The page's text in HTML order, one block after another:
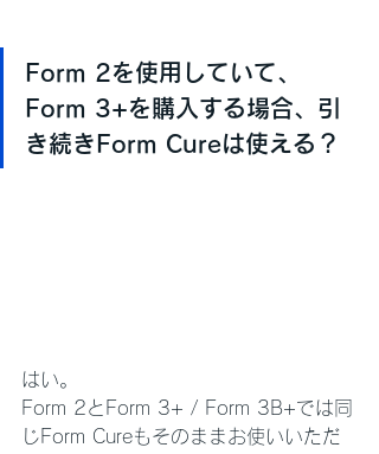
Form 2を使用していて、
Form 3+を購入する場合、引
き続きForm Cureは使える？
はい。
Form 2とForm 3+ / Form 3B+では同
じForm Cureもそのままお使いいただ